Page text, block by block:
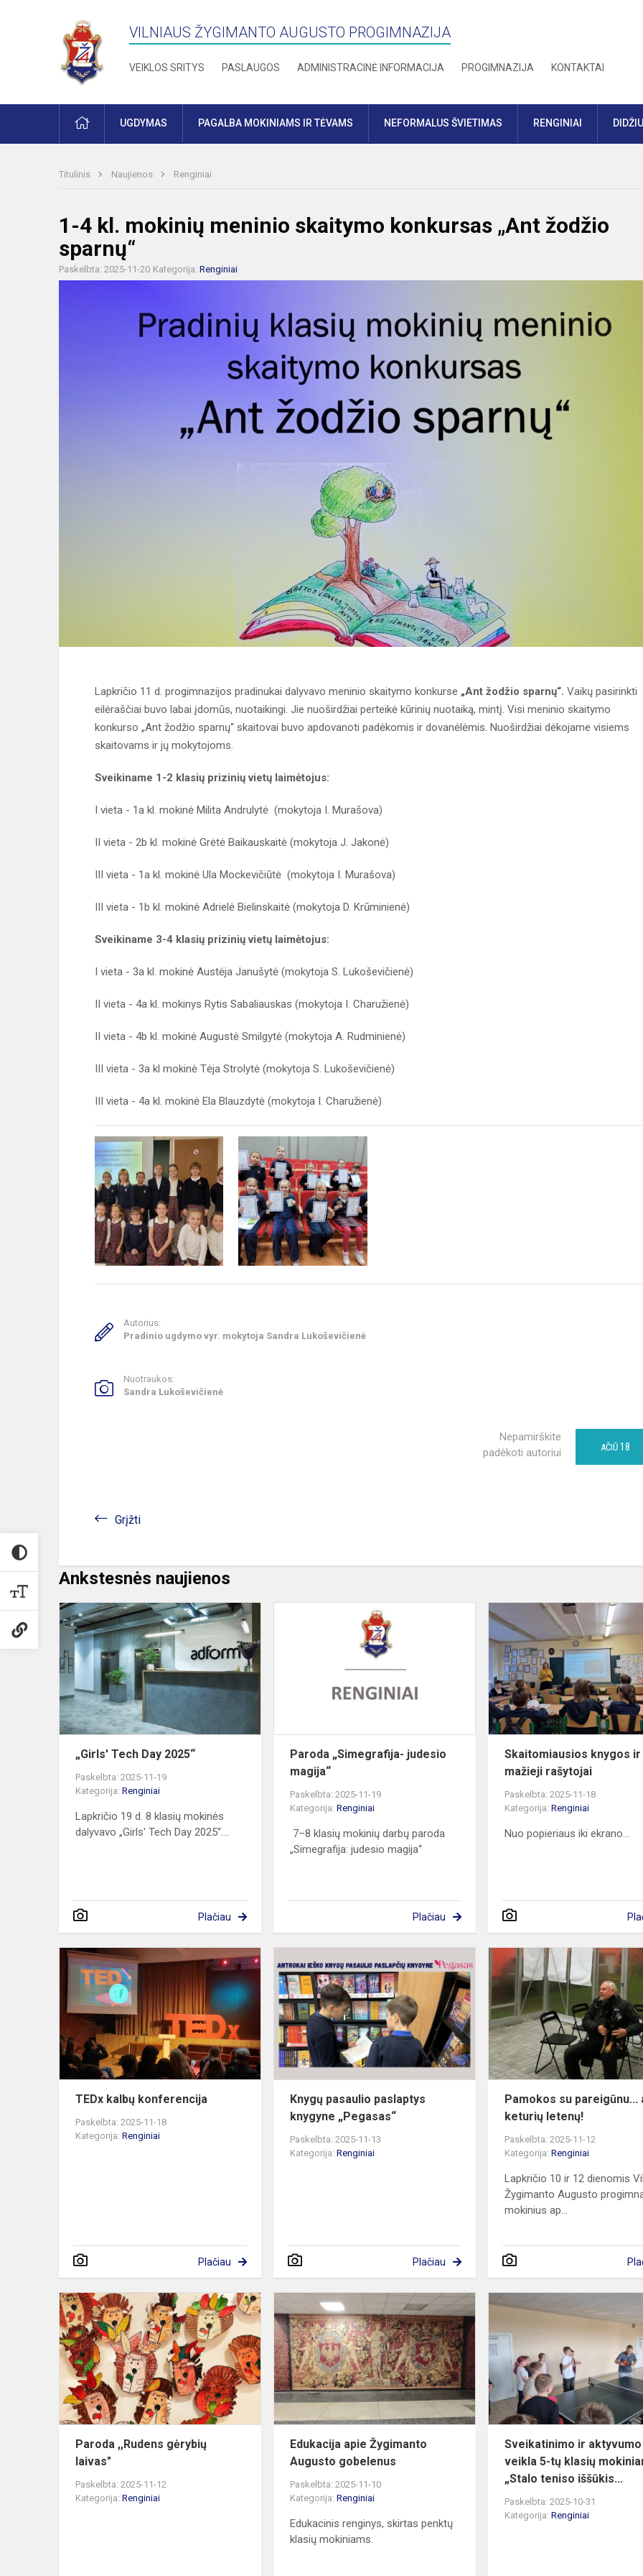
VILNIAUS ŽYGIMANTO AUGUSTO PROGIMNAZIJA
VEIKLOS SRITYS PASLAUGOS ADMINISTRACINĖ INFORMACIJA PROGIMNAZIJA KONTAKTAI
PRADŽIAUGDYMAS PAGALBA MOKINIAMS IR TĖVAMS NEFORMALUS ŠVIETIMAS RENGINIAI
Titulinis Naujienos Renginiai
1-4 kl. mokinių meninio skaitymo konkursas „Ant žodžio
sparnų“
Paskelbta: 2025-11-20 Kategorija: Renginiai
Lapkričio 11 d. progimnazijos pradinukai dalyvavo meninio skaitymo konkurse „Ant žodžio sparnų“. Vaikų pasirinkti
eilėraščiai buvo labai įdomūs, nuotaikingi. Jie nuoširdžiai perteikė kūrinių nuotaiką, mintį. Visi meninio skaitymo
konkurso „Ant žodžio sparnų“ skaitovai buvo apdovanoti padėkomis ir dovanėlėmis. Nuoširdžiai dėkojame visiems
skaitovams ir jų mokytojoms.
Sveikiname 1-2 klasių prizinių vietų laimėtojus:
I vieta - 1a kl. mokinė Milita Andrulytė (mokytoja I. Murašova)
II vieta - 2b kl. mokinė Grėtė Baikauskaitė (mokytoja J. Jakonė)
III vieta - 1a kl. mokinė Ula Mockevičiūtė (mokytoja I. Murašova)
III vieta - 1b kl. mokinė Adrielė Bielinskaitė (mokytoja D. Krūminienė)
Sveikiname 3-4 klasių prizinių vietų laimėtojus:
I vieta - 3a kl. mokinė Austėja Janušytė (mokytoja S. Lukoševičienė)
II vieta - 4a kl. mokinys Rytis Sabaliauskas (mokytoja I. Charužienė)
II vieta - 4b kl. mokinė Augustė Smilgytė (mokytoja A. Rudminienė)
III vieta - 3a kl mokinė Tėja Strolytė (mokytoja S. Lukoševičienė)
III vieta - 4a kl. mokinė Ela Blauzdytė (mokytoja I. Charužienė)
Autorius:
Pradinio ugdymo vyr. mokytoja Sandra Lukoševičienė
Nuotraukos:
Sandra Lukoševičienė
Nepamirškite
padėkoti autoriui
AČIŪ 18
Grįžti
Ankstesnės naujienos
„Girls' Tech Day 2025“
Paskelbta: 2025-11-19
Kategorija: Renginiai
Lapkričio 19 d. 8 klasių mokinės
dalyvavo „Girls' Tech Day 2025“....
Plačiau
Paroda
„Simegrafija-
judesio
magija“
Paroda „Simegrafija- judesio
magija“
Paskelbta: 2025-11-19
Kategorija:Renginiai
7–8 klasių mokinių darbų paroda
„Simegrafija: judesio magija“
Plačiau
Skaitomiausios knygos ir
mažieji rašytojai
Paskelbta: 2025-11-18
Kategorija:Renginiai
Nuo popieriaus iki ekrano...
TEDx
kalbų
konferencija
TEDx kalbų konferencija
Paskelbta: 2025-11-18
Kategorija: Renginiai
Plačiau
pasaulio
paslaptys
knygyne
„Pegasas“
Knygų pasaulio paslaptys
knygyne „Pegasas“
Paskelbta: 2025-11-13
Kategorija:Renginiai
Plačiau
Pamokos su pareigūnu...
keturių letenų!
Paskelbta: 2025-11-12
Kategorija:Renginiai
Lapkričio 10 ir 12 dienomis
Žygimanto Augusto
mokinius ap...
Paroda
,,Rudens
gėrybių
laivas"
Paroda ,,Rudens gėrybių
laivas"
Paskelbta: 2025-11-12
Kategorija: Renginiai
apie
Žygimanto
Augusto
gobelenus
Edukacija apie Žygimanto
Augusto gobelenus
Paskelbta: 2025-11-10
Kategorija:Renginiai
Edukacinis renginys, skirtas penktų
klasių mokiniams.
Sveikatinimo ir aktyvumo
veikla 5-tų klasių
„Stalo teniso iššūkis...
Paskelbta: 2025-10-31
Kategorija:Renginiai